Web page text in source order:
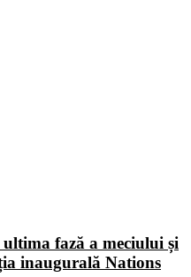
fază a meciului și
inaugurală Nations